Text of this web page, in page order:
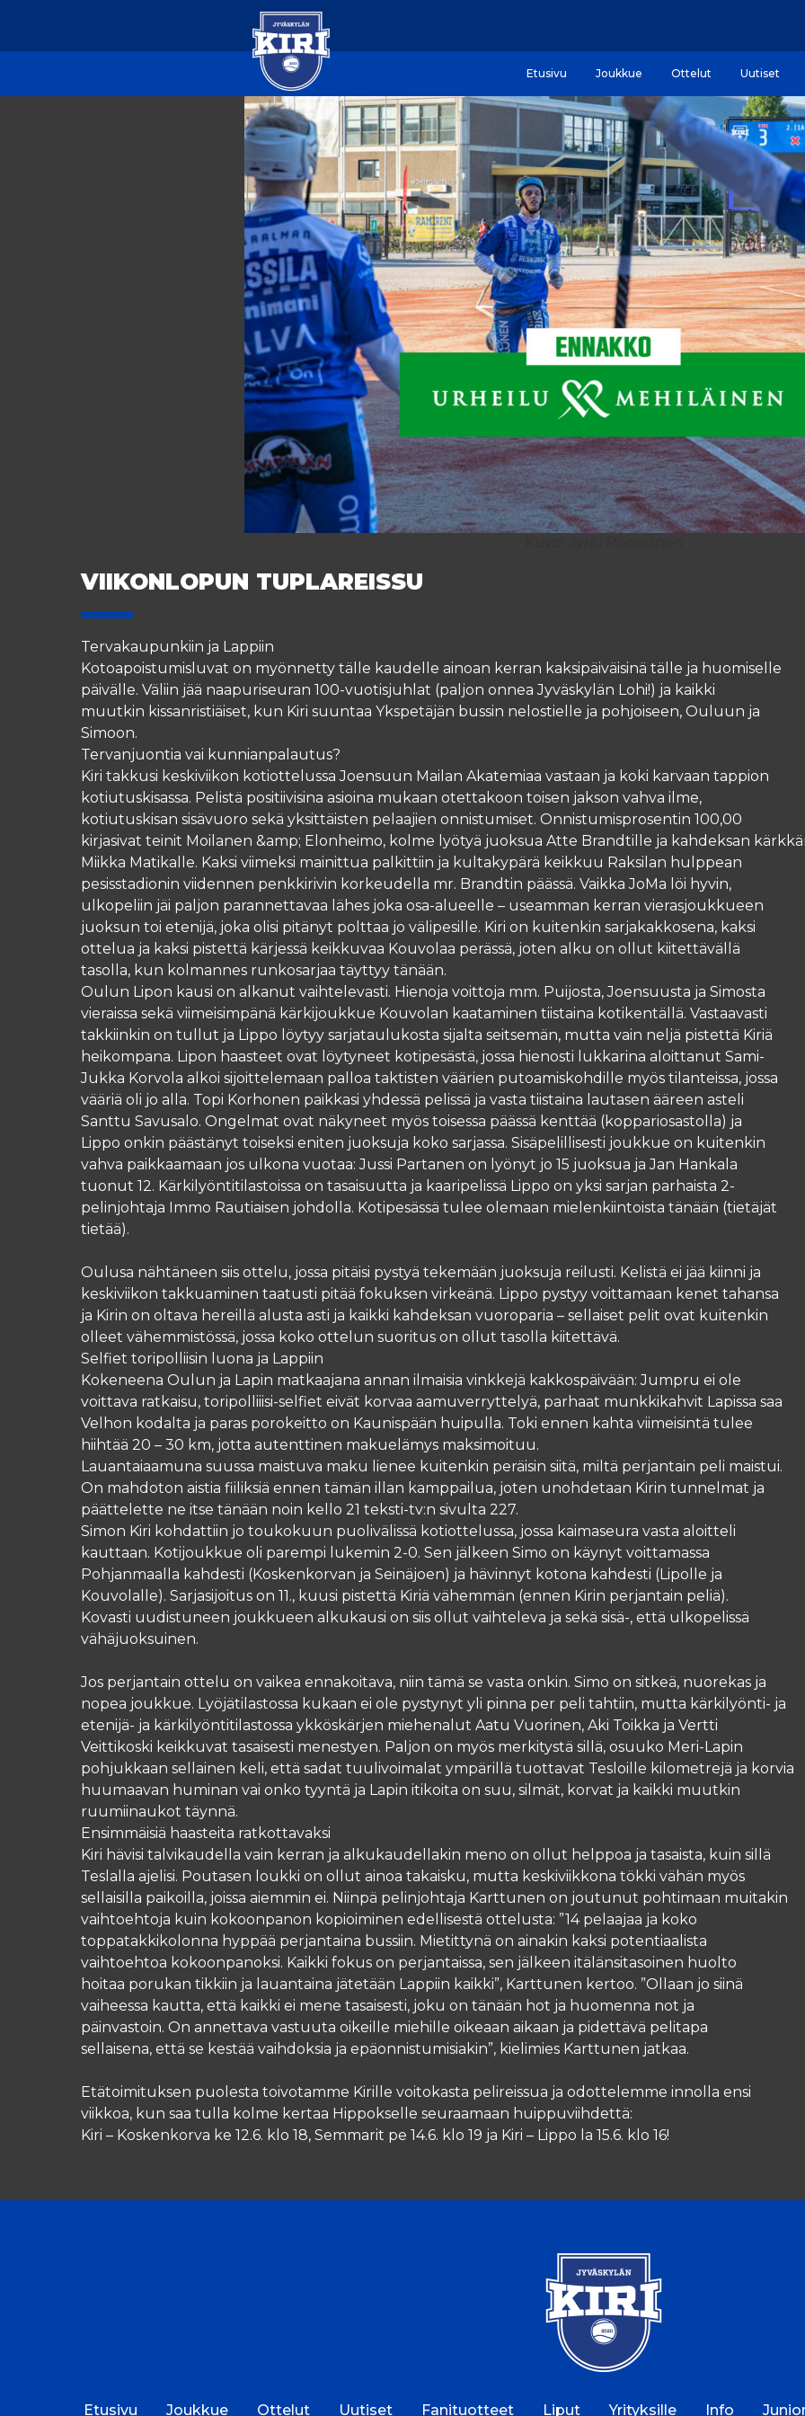
Etusivu Joukkue Ottelut Uutiset
VIIKONLOPUN TUPLAREISSU
Tervakaupunkiin ja Lappiin
Kotoapoistumisluvat on myönnetty tälle kaudelle ainoan kerran kaksipäiväisinä tälle ja huomiselle
päivälle. Väliin jää naapuriseuran 100-vuotisjuhlat (paljon onnea Jyväskylän Lohi!) ja kaikki
muutkin kissanristiäiset, kun Kiri suuntaa Ykspetäjän bussin nelostielle ja pohjoiseen, Ouluun ja
Simoon.
Tervanjuontia vai kunnianpalautus?
Kiri takkusi keskiviikon kotiottelussa Joensuun Mailan Akatemiaa vastaan ja koki karvaan tappion
kotiutuskisassa. Pelistä positiivisina asioina mukaan otettakoon toisen jakson vahva ilme,
kotiutuskisan sisävuoro sekä yksittäisten pelaajien onnistumiset. Onnistumisprosentin 100,00
kirjasivat teinit Moilanen &amp; Elonheimo, kolme lyötyä juoksua Atte Brandtille ja kahdeksan
Miikka Matikalle. Kaksi viimeksi mainittua palkittiin ja kultakypärä keikkuu Raksilan hulppean
pesisstadionin viidennen penkkirivin korkeudella mr. Brandtin päässä. Vaikka JoMa löi hyvin,
ulkopeliin jäi paljon parannettavaa lähes joka osa-alueelle – useamman kerran vierasjoukkueen
juoksun toi etenijä, joka olisi pitänyt polttaa jo välipesille. Kiri on kuitenkin sarjakakkosena, kaksi
ottelua ja kaksi pistettä kärjessä keikkuvaa Kouvolaa perässä, joten alku on ollut kiitettävällä
tasolla, kun kolmannes runkosarjaa täyttyy tänään.
Oulun Lipon kausi on alkanut vaihtelevasti. Hienoja voittoja mm. Puijosta, Joensuusta ja Simosta
vieraissa sekä viimeisimpänä kärkijoukkue Kouvolan kaataminen tiistaina kotikentällä. Vastaavasti
takkiinkin on tullut ja Lippo löytyy sarjataulukosta sijalta seitsemän, mutta vain neljä pistettä Kiriä
heikompana. Lipon haasteet ovat löytyneet kotipesästä, jossa hienosti lukkarina aloittanut Sami-
Jukka Korvola alkoi sijoittelemaan palloa taktisten väärien putoamiskohdille myös tilanteissa, jossa
vääriä oli jo alla. Topi Korhonen paikkasi yhdessä pelissä ja vasta tiistaina lautasen ääreen asteli
Santtu Savusalo. Ongelmat ovat näkyneet myös toisessa päässä kenttää (koppariosastolla) ja
Lippo onkin päästänyt toiseksi eniten juoksuja koko sarjassa. Sisäpelillisesti joukkue on kuitenkin
vahva paikkaamaan jos ulkona vuotaa: Jussi Partanen on lyönyt jo 15 juoksua ja Jan Hankala
tuonut 12. Kärkilyöntitilastoissa on tasaisuutta ja kaaripelissä Lippo on yksi sarjan parhaista 2-
pelinjohtaja Immo Rautiaisen johdolla. Kotipesässä tulee olemaan mielenkiintoista tänään (tietäjät
tietää).
Oulusa nähtäneen siis ottelu, jossa pitäisi pystyä tekemään juoksuja reilusti. Kelistä ei jää kiinni ja
keskiviikon takkuaminen taatusti pitää fokuksen virkeänä. Lippo pystyy voittamaan kenet tahansa
ja Kirin on oltava hereillä alusta asti ja kaikki kahdeksan vuoroparia – sellaiset pelit ovat kuitenkin
olleet vähemmistössä, jossa koko ottelun suoritus on ollut tasolla kiitettävä.
Selfiet toripolliisin luona ja Lappiin
Kokeneena Oulun ja Lapin matkaajana annan ilmaisia vinkkejä kakkospäivään: Jumpru ei ole
voittava ratkaisu, toripolliiisi-selfiet eivät korvaa aamuverryttelyä, parhaat munkkikahvit Lapissa saa
Velhon kodalta ja paras porokeitto on Kaunispään huipulla. Toki ennen kahta viimeisintä tulee
hiihtää 20 – 30 km, jotta autenttinen makuelämys maksimoituu.
Lauantaiaamuna suussa maistuva maku lienee kuitenkin peräisin siitä, miltä perjantain peli maistui.
On mahdoton aistia fiiliksiä ennen tämän illan kamppailua, joten unohdetaan Kirin tunnelmat ja
päättelette ne itse tänään noin kello 21 teksti-tv:n sivulta 227.
Simon Kiri kohdattiin jo toukokuun puolivälissä kotiottelussa, jossa kaimaseura vasta aloitteli
kauttaan. Kotijoukkue oli parempi lukemin 2-0. Sen jälkeen Simo on käynyt voittamassa
Pohjanmaalla kahdesti (Koskenkorvan ja Seinäjoen) ja hävinnyt kotona kahdesti (Lipolle ja
Kouvolalle). Sarjasijoitus on 11., kuusi pistettä Kiriä vähemmän (ennen Kirin perjantain peliä).
Kovasti uudistuneen joukkueen alkukausi on siis ollut vaihteleva ja sekä sisä-, että ulkopelissä
vähäjuoksuinen.
Jos perjantain ottelu on vaikea ennakoitava, niin tämä se vasta onkin. Simo on sitkeä, nuorekas ja
nopea joukkue. Lyöjätilastossa kukaan ei ole pystynyt yli pinna per peli tahtiin, mutta kärkilyönti- ja
etenijä- ja kärkilyöntitilastossa ykköskärjen miehenalut Aatu Vuorinen, Aki Toikka ja Vertti
Veittikoski keikkuvat tasaisesti menestyen. Paljon on myös merkitystä sillä, osuuko Meri-Lapin
pohjukkaan sellainen keli, että sadat tuulivoimalat ympärillä tuottavat Tesloille kilometrejä ja korvia
huumaavan huminan vai onko tyyntä ja Lapin itikoita on suu, silmät, korvat ja kaikki muutkin
ruumiinaukot täynnä.
Ensimmäisiä haasteita ratkottavaksi
Kiri hävisi talvikaudella vain kerran ja alkukaudellakin meno on ollut helppoa ja tasaista, kuin sillä
Teslalla ajelisi. Poutasen loukki on ollut ainoa takaisku, mutta keskiviikkona tökki vähän myös
sellaisilla paikoilla, joissa aiemmin ei. Niinpä pelinjohtaja Karttunen on joutunut pohtimaan muitakin
vaihtoehtoja kuin kokoonpanon kopioiminen edellisestä ottelusta: ”14 pelaajaa ja koko
toppatakkikolonna hyppää perjantaina bussiin. Mietittynä on ainakin kaksi potentiaalista
vaihtoehtoa kokoonpanoksi. Kaikki fokus on perjantaissa, sen jälkeen itälänsitasoinen huolto
hoitaa porukan tikkiin ja lauantaina jätetään Lappiin kaikki”, Karttunen kertoo. ”Ollaan jo siinä
vaiheessa kautta, että kaikki ei mene tasaisesti, joku on tänään hot ja huomenna not ja
päinvastoin. On annettava vastuuta oikeille miehille oikeaan aikaan ja pidettävä pelitapa
sellaisena, että se kestää vaihdoksia ja epäonnistumisiakin”, kielimies Karttunen jatkaa.
Etätoimituksen puolesta toivotamme Kirille voitokasta pelireissua ja odottelemme innolla ensi
viikkoa, kun saa tulla kolme kertaa Hippokselle seuraamaan huippuviihdettä:
Kiri – Koskenkorva ke 12.6. klo 18, Semmarit pe 14.6. klo 19 ja Kiri – Lippo la 15.6. klo 16!
Etusivu Joukkue Ottelut Uutiset Fanituotteet Liput Yrityksille Info